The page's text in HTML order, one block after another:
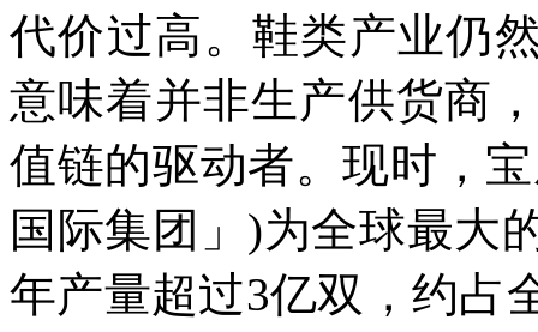
代价过高。鞋类产业仍
意味着并非生产供货商
值链的驱动者。现时，
国际集团」 )为全球最大
年产量超过3亿双，约占